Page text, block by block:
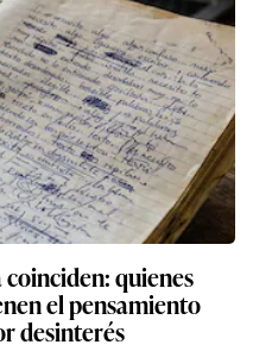
quienes
el pensamiento
desinterés